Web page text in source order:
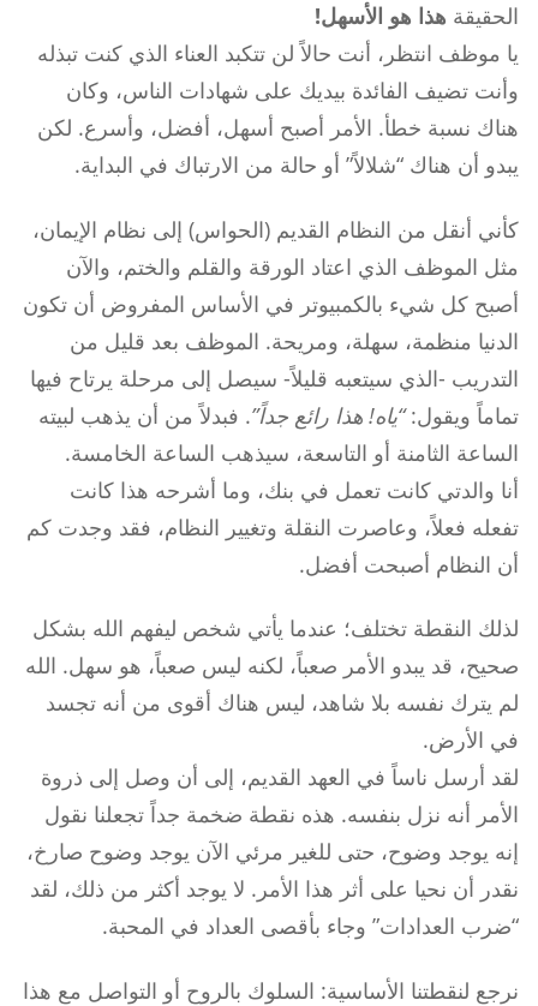
الحقيقة هذا هو الأسهل!
يا موظف انتظر، أنت حالاً لن تتكبد العناء الذي كنت تبذله
وأنت تضيف الفائدة بيديك على شهادات الناس، وكان
هناك نسبة خطأ. الأمر أصبح أسهل، أفضل، وأسرع. لكن
يبدو أن هناك “شلالاً” أو حالة من الارتباك في البداية.
كأني أنقل من النظام القديم (الحواس) إلى نظام الإيمان،
مثل الموظف الذي اعتاد الورقة والقلم والختم، والآن
أصبح كل شيء بالكمبيوتر في الأساس المفروض أن تكون
الدنيا منظمة، سهلة، ومريحة. الموظف بعد قليل من
التدريب -الذي سيتعبه قليلاً- سيصل إلى مرحلة يرتاح فيها
تماماً ويقول:“ياه! هذا رائع جداً”. فبدلاً من أن يذهب لبيته
الساعة الثامنة أو التاسعة، سيذهب الساعة الخامسة.
أنا والدتي كانت تعمل في بنك، وما أشرحه هذا كانت
تفعله فعلاً، وعاصرت النقلة وتغيير النظام، فقد وجدت كم
أن النظام أصبحت أفضل.
لذلك النقطة تختلف؛ عندما يأتي شخص ليفهم الله بشكل
صحيح، قد يبدو الأمر صعباً، لكنه ليس صعباً، هو سهل. الله
لم يترك نفسه بلا شاهد، ليس هناك أقوى من أنه تجسد
في الأرض.
لقد أرسل ناساً في العهد القديم، إلى أن وصل إلى ذروة
الأمر أنه نزل بنفسه. هذه نقطة ضخمة جداً تجعلنا نقول
إنه يوجد وضوح، حتى للغير مرئي الآن يوجد وضوح صارخ،
نقدر أن نحيا على أثر هذا الأمر. لا يوجد أكثر من ذلك، لقد
“ضرب العدادات” وجاء بأقصى العداد في المحبة.
نرجع لنقطتنا الأساسية: السلوك بالروح أو التواصل مع هذا